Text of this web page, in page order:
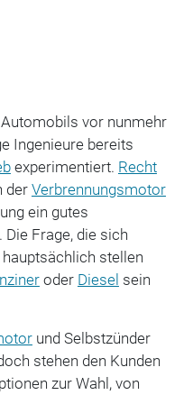
vor nunmehr
Ingenieure bereits
experimentiert. Recht
der Verbrennungsmotor
ein gutes
Frage, die sich
stellen
oder Diesel sein
und Selbstzünder
stehen den Kunden
zur Wahl, von